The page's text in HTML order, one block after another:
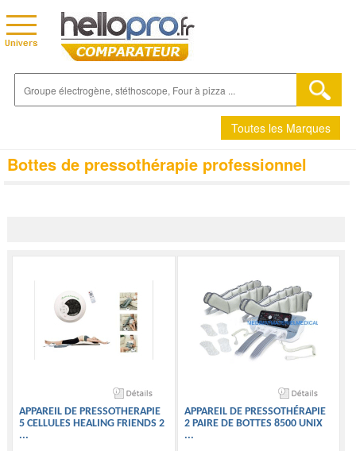
Toutes les Marques
Bottes de pressothérapie professionnel
APPAREIL DE PRESSOTHERAPIE
5 CELLULES HEALING FRIENDS 2
...
APPAREIL DE PRESSOTHÉRAPIE
2 PAIRE DE BOTTES 8500 UNIX
...